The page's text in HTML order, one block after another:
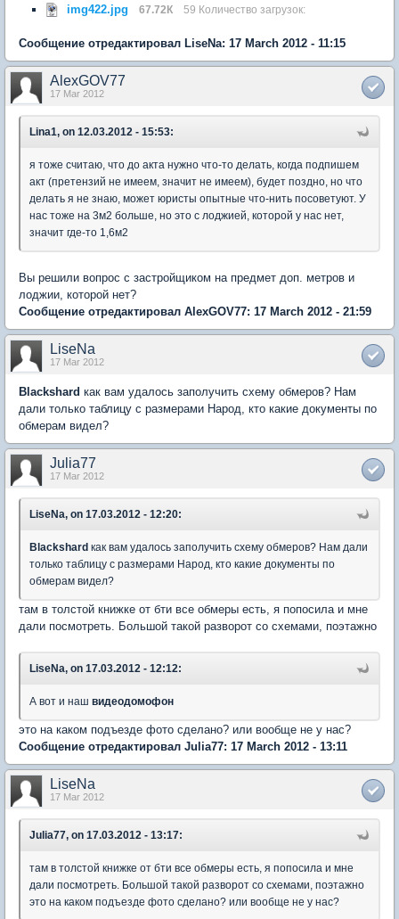
img422.jpg
67.72К 59 Количество загрузок:
Сообщение отредактировал LiseNa: 17 March 2012 - 11:15
AlexGOV77
17 Mar 2012
Lina1, on 12.03.2012 - 15:53:
я тоже считаю, что до акта нужно что-то делать, когда подпишем
акт (претензий не имеем, значит не имеем), будет поздно, но что
делать я не знаю, может юристы опытные что-нить посоветуют. У
нас тоже на 3м2 больше, но это с лоджией, которой у нас нет,
значит где-то 1,6м2
Вы решили вопрос с застройщиком на предмет доп. метров и
лоджии, которой нет?
Сообщение отредактировал AlexGOV77: 17 March 2012 - 21:59
LiseNa
17 Mar 2012
Blackshard как вам удалось заполучить схему обмеров? Нам
дали только таблицу с размерами Народ, кто какие документы по
обмерам видел?
Julia77
17 Mar 2012
LiseNa, on 17.03.2012 - 12:20:
Blackshard как вам удалось заполучить схему обмеров? Нам дали
только таблицу с размерами Народ, кто какие документы по
обмерам видел?
там в толстой книжке от бти все обмеры есть, я попосила и мне
дали посмотреть. Большой такой разворот со схемами, поэтажно
LiseNa, on 17.03.2012 - 12:12:
А вот и наш видеодомофон
это на каком подъезде фото сделано? или вообще не у нас?
Сообщение отредактировал Julia77: 17 March 2012 - 13:11
LiseNa
17 Mar 2012
Julia77, on 17.03.2012 - 13:17:
там в толстой книжке от бти все обмеры есть, я попосила и мне
дали посмотреть. Большой такой разворот со схемами, поэтажно
это на каком подъезде фото сделано? или вообще не у нас?